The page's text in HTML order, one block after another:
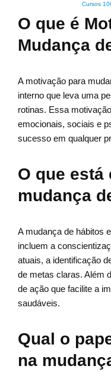
Cursos
O que é
Mudança
A motivação para
interno que leva uma
rotinas. Essa
emocionais, sociais e
sucesso em qualquer
O que
mudança
A mudança de hábitos
incluem a
atuais, a identificação
de metas claras. Além
de ação que facilite a
saudáveis.
Qual o
na